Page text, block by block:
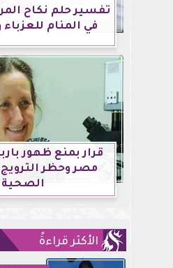
تفسير حلم نكاح
في المنام للعزباء
قرار بمنع ظهور
مصر وحظر الترويج
الصحية
الأكثر قراءةً